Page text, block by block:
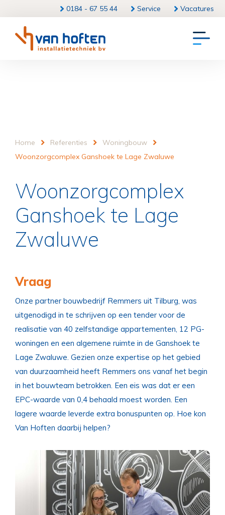
0184 - 67 55 44 Service Vacatures
Home Referenties
Woningbouw
Woonzorgcomplex Ganshoek te Lage Zwaluwe
Woonzorgcomplex
Ganshoek te Lage
Zwaluwe
Vraag
Onze partner bouwbedrijf Remmers uit Tilburg, was
uitgenodigd in te schrijven op een tender voor de
realisatie van 40 zelfstandige appartementen, 12 PG-
woningen en een algemene ruimte in de Ganshoek te
Lage Zwaluwe. Gezien onze expertise op het gebied
van duurzaamheid heeft Remmers ons vanaf het begin
in het bouwteam betrokken. Een eis was dat er een
EPC-waarde van 0,4 behaald moest worden. Een
lagere waarde leverde extra bonuspunten op. Hoe kon
Van Hoften daarbij helpen?